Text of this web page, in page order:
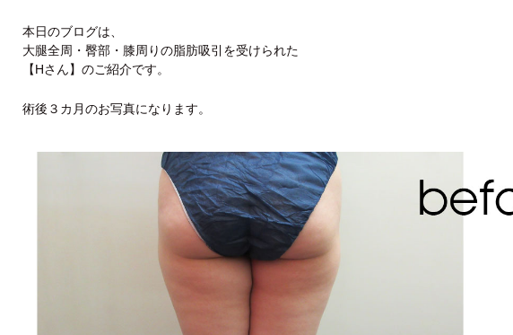
本日のブログは、
大腿全周・臀部・膝周りの脂肪吸引を受けられた
【Hさん】のご紹介です。
術後３カ月のお写真になります。